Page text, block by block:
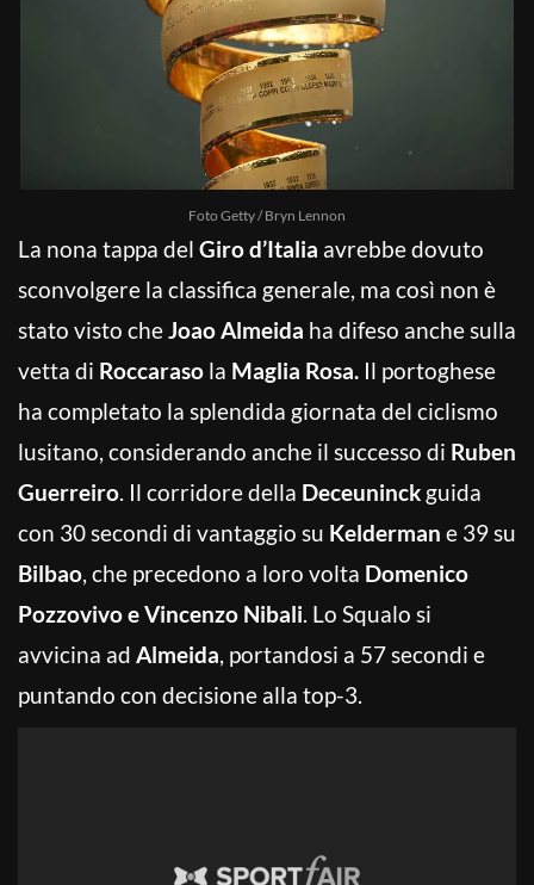
Foto Getty / Bryn Lennon
La nona tappa del Giro d’Italia avrebbe dovuto
sconvolgere la classifica generale, ma così non è
stato visto cheJoao Almeida ha difeso anche sulla
vetta di Roccaraso la Maglia Rosa. Il portoghese
ha completato la splendida giornata del ciclismo
lusitano, considerando anche il successo di Ruben
Guerreiro. Il corridore della Deceuninck guida
con 30 secondi di vantaggio su Kelderman e 39 su
Bilbao, che precedono a loro volta Domenico
Pozzovivo e Vincenzo Nibali. Lo Squalo si
avvicina ad Almeida, portandosi a 57 secondi e
puntando con decisione alla top-3.